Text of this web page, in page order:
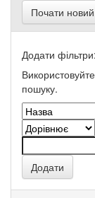
Почати
Додати фільтри:
пошуку.